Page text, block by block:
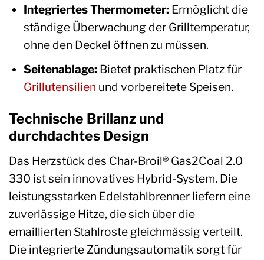
Integriertes Thermometer: Ermöglicht die
ständige Überwachung der Grilltemperatur,
ohne den Deckel öffnen zu müssen.
Seitenablage: Bietet praktischen Platz für
Grillutensilien und vorbereitete Speisen.
Technische Brillanz und
durchdachtes Design
Das Herzstück des Char-Broil® Gas2Coal 2.0
330 ist sein innovatives Hybrid-System. Die
leistungsstarken Edelstahlbrenner liefern eine
zuverlässige Hitze, die sich über die
emaillierten Stahlroste gleichmässig verteilt.
Die integrierte Zündungsautomatik sorgt für